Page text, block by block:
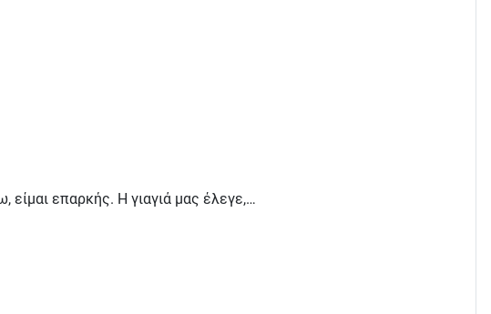
επαρκής. Η γιαγιά μας έλεγε,…